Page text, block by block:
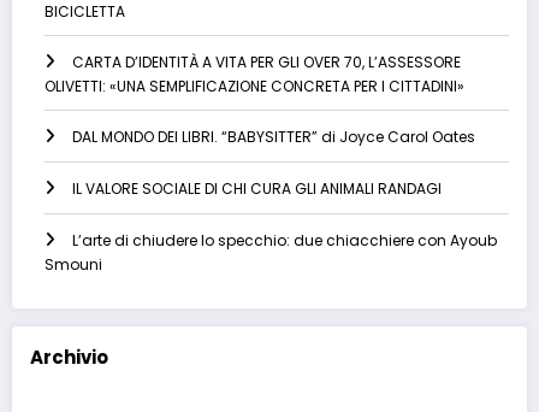
BICICLETTA
CARTA D’IDENTITÀ A VITA PER GLI OVER 70, L’ASSESSORE
OLIVETTI: «UNA SEMPLIFICAZIONE CONCRETA PER I CITTADINI»
DAL MONDO DEI LIBRI. “BABYSITTER” di Joyce Carol Oates
IL VALORE SOCIALE DI CHI CURA GLI ANIMALI RANDAGI
L’arte di chiudere lo specchio: due chiacchiere con Ayoub
Smouni
Archivio